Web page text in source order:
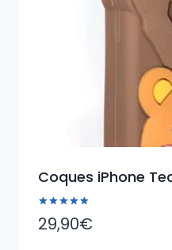
Coques iPhone
Note
5.00
sur 5
29,90€